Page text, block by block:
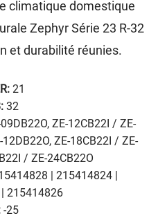
climatique domestique
Zephyr Série 23 R-32
et durabilité réunies.
21
32
ZE-12CB22I / ZE-
ZE-18CB22I / ZE-
/ ZE-24CB22O
| 215414824 |
215414826
-25